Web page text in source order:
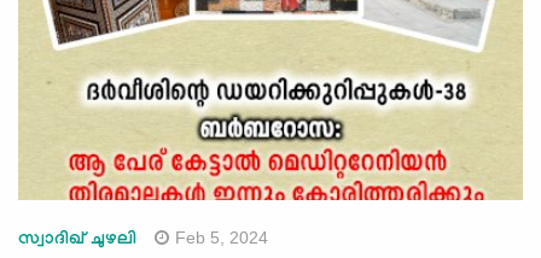
സ്വാദിഖ് ചുഴലി Feb 5, 2024